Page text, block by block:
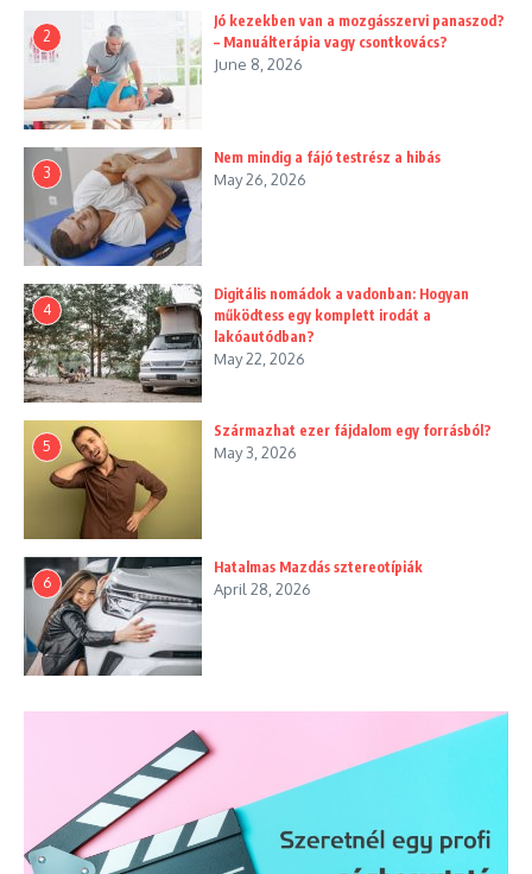
2
Jó kezekben van a mozgásszervi panaszod?
– Manuálterápia vagy csontkovács?
June 8, 2026
3
Nem mindig a fájó testrész a hibás
May 26, 2026
4
Digitális nomádok a vadonban: Hogyan
működtess egy komplett irodát a
lakóautódban?
May 22, 2026
5
Származhat ezer fájdalom egy forrásból?
May 3, 2026
6
Hatalmas Mazdás sztereotípiák
April 28, 2026